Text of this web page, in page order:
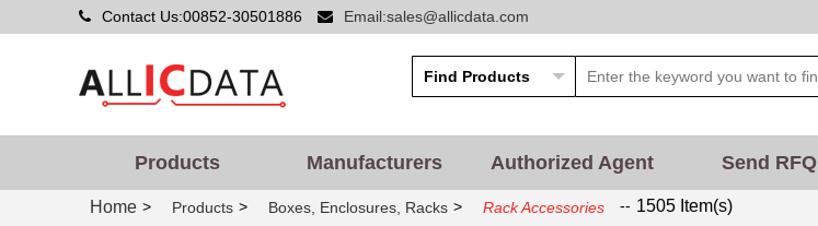
Contact Us:00852-30501886 Email:sales@allicdata.com
Products Manufacturers Authorized Agent Send RFQ
Home > Products > Boxes, Enclosures, Racks > Rack Accessories -- 1505 Item(s)